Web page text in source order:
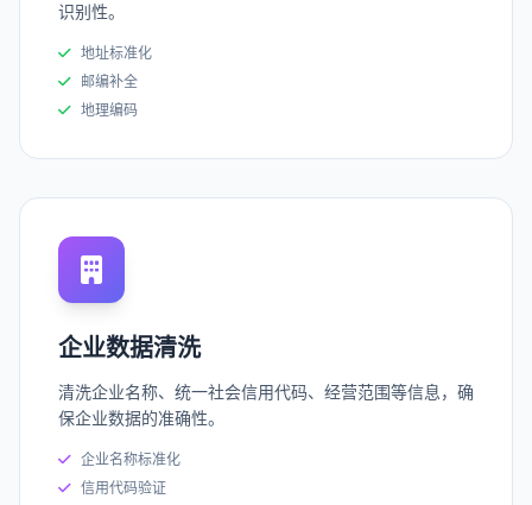
识别性。
地址标准化
邮编补全
地理编码
企业数据清洗
清洗企业名称、统一社会信用代码、经营范围等信息，确
保企业数据的准确性。
企业名称标准化
信用代码验证